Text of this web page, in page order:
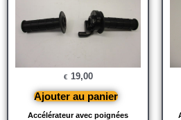
Accélérateur avec poignées
€ 19,00
Ajouter au panier